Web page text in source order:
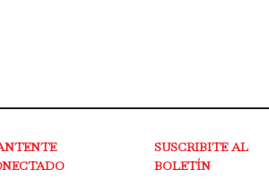
SUSCRIBITE AL
BOLETÍN